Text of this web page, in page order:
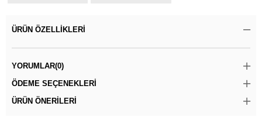
ÜRÜN ÖZELLIKLERI
YORUMLAR(0)
ÖDEME SEÇENEKLERI
ÜRÜN ÖNERILERI